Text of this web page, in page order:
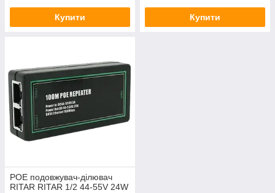
Купити Купити
POE подовжувач-ділювач
RITAR RITAR 1/2 44-55V 24W